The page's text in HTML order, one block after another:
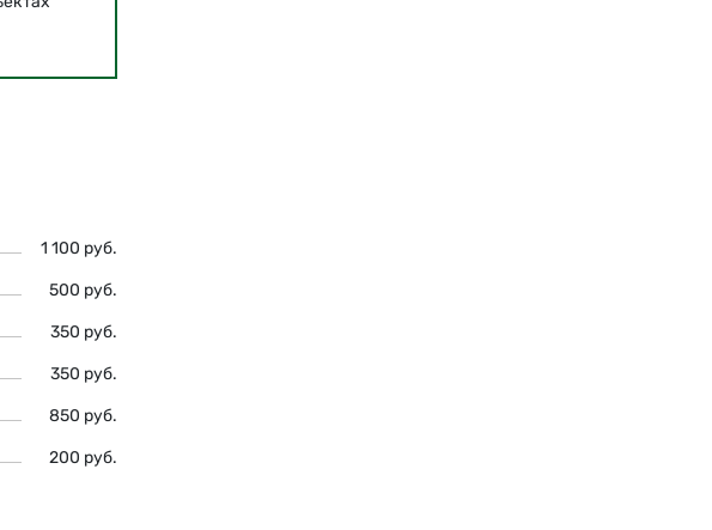
1 100 руб.
500 руб.
350 руб.
350 руб.
850 руб.
200 руб.